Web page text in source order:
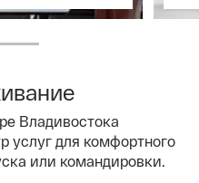
Владивостока
услуг для комфортного
или командировки.